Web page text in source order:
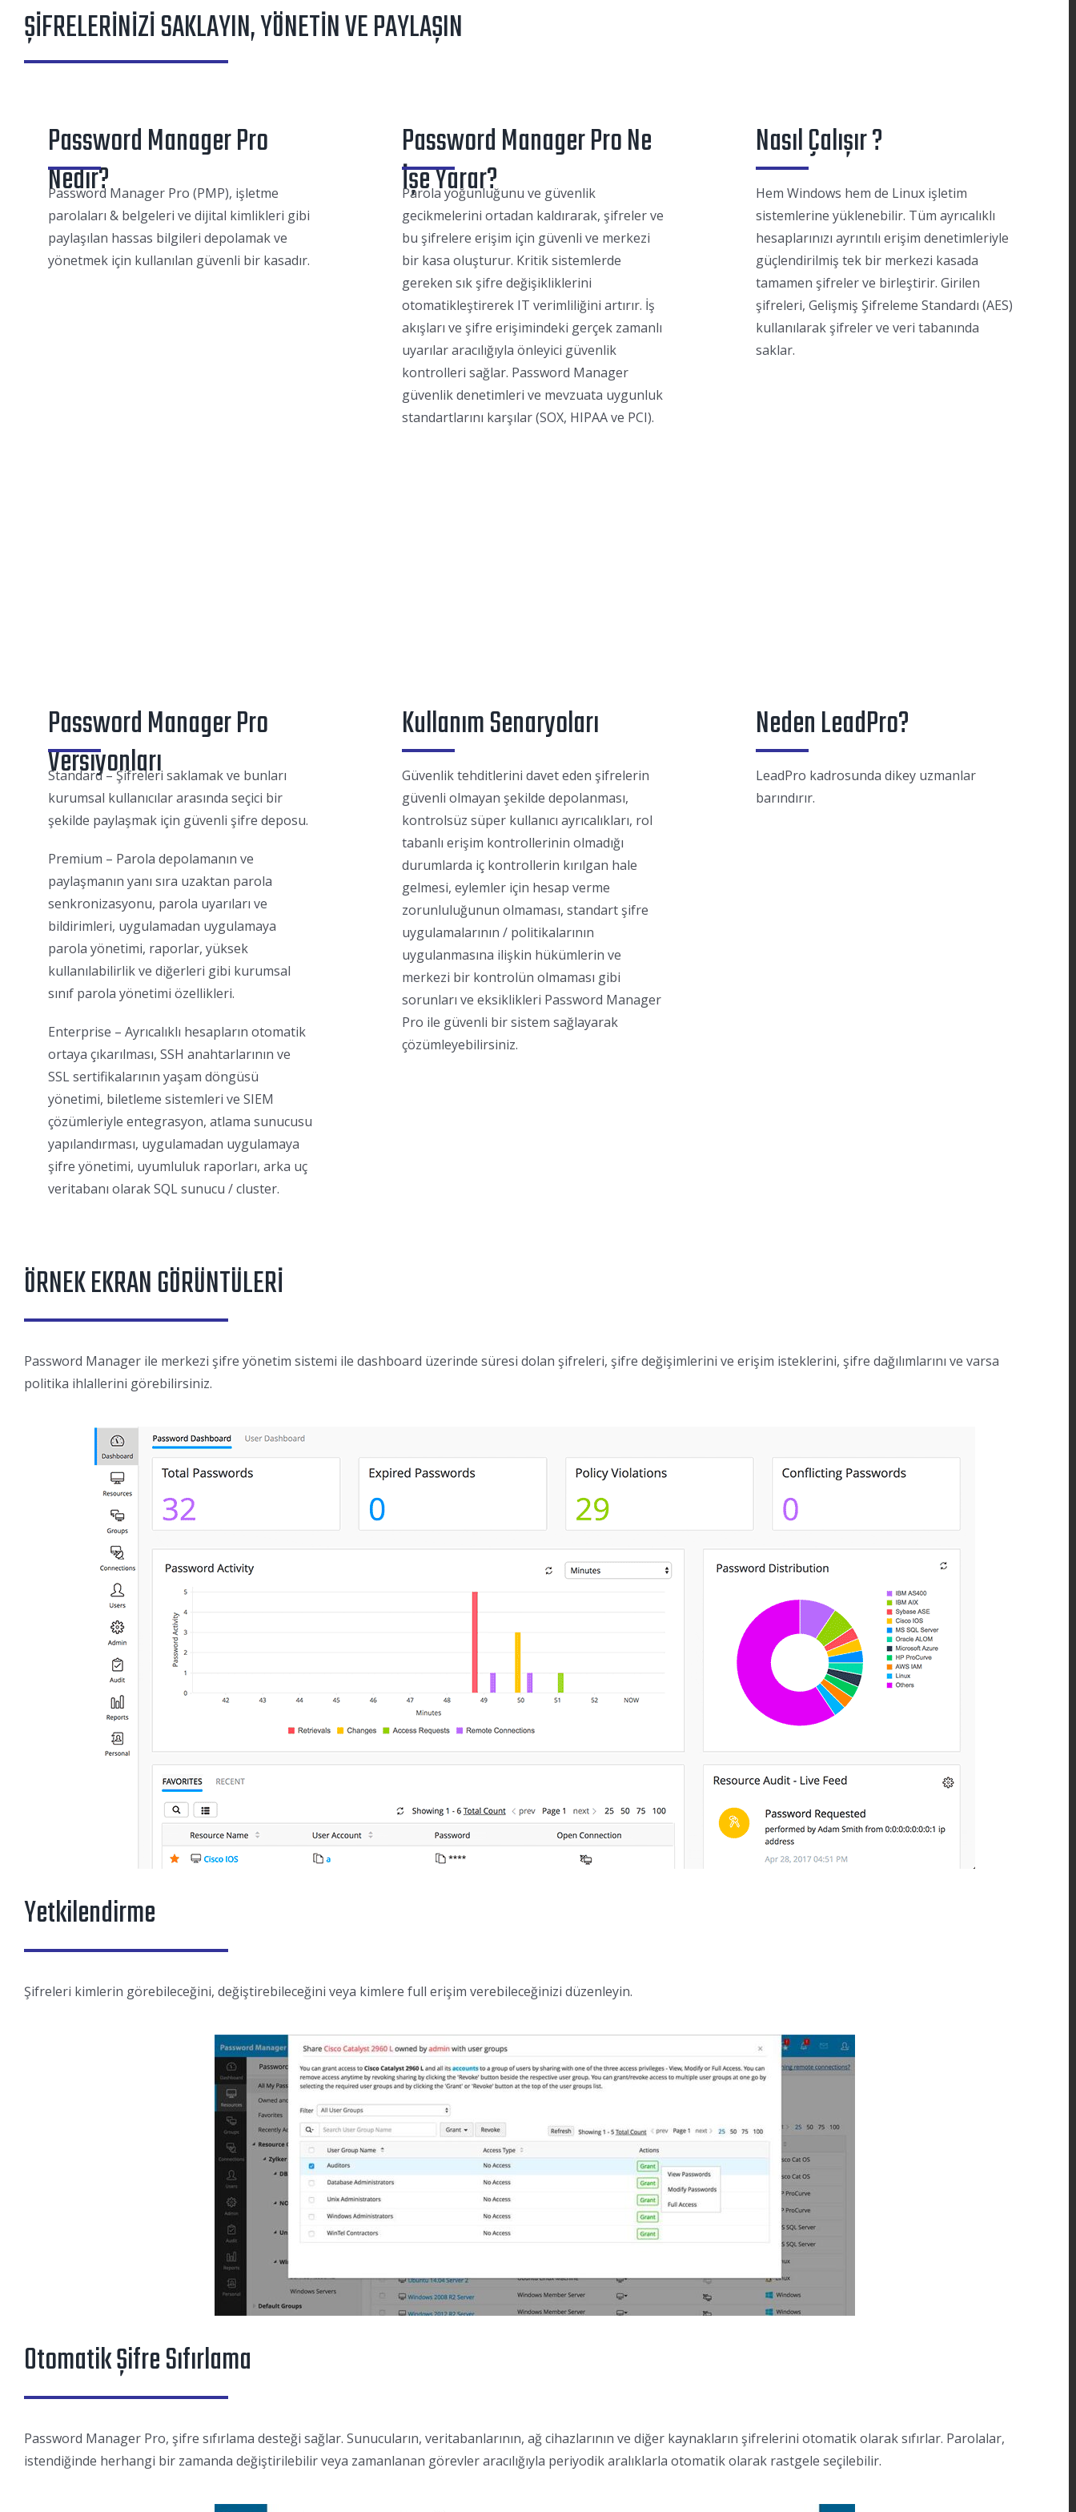
ŞİFRELERİNİZİ SAKLAYIN, YÖNETİN VE PAYLAŞIN
Password Manager Pro
Nedir?
Password Manager Pro (PMP), işletme
parolaları & belgeleri ve dijital kimlikleri gibi
paylaşılan hassas bilgileri depolamak ve
yönetmek için kullanılan güvenli bir kasadır.
Password Manager Pro Ne
İşe Yarar?
Parola yoğunluğunu ve güvenlik
gecikmelerini ortadan kaldırarak, şifreler ve
bu şifrelere erişim için güvenli ve merkezi
bir kasa oluşturur. Kritik sistemlerde
gereken sık şifre değişikliklerini
otomatikleştirerek IT verimliliğini artırır. İş
akışları ve şifre erişimindeki gerçek zamanlı
uyarılar aracılığıyla önleyici güvenlik
kontrolleri sağlar. Password Manager
güvenlik denetimleri ve mevzuata uygunluk
standartlarını karşılar (SOX, HIPAA ve PCI).
Nasıl Çalışır ?
Hem Windows hem de Linux işletim
sistemlerine yüklenebilir. Tüm ayrıcalıklı
hesaplarınızı ayrıntılı erişim denetimleriyle
güçlendirilmiş tek bir merkezi kasada
tamamen şifreler ve birleştirir. Girilen
şifreleri, Gelişmiş Şifreleme Standardı (AES)
kullanılarak şifreler ve veri tabanında
saklar.
Password Manager Pro
Versiyonları
Standard – Şifreleri saklamak ve bunları
kurumsal kullanıcılar arasında seçici bir
şekilde paylaşmak için güvenli şifre deposu.
Premium – Parola depolamanın ve
paylaşmanın yanı sıra uzaktan parola
senkronizasyonu, parola uyarıları ve
bildirimleri, uygulamadan uygulamaya
parola yönetimi, raporlar, yüksek
kullanılabilirlik ve diğerleri gibi kurumsal
sınıf parola yönetimi özellikleri.
Enterprise – Ayrıcalıklı hesapların otomatik
ortaya çıkarılması, SSH anahtarlarının ve
SSL sertifikalarının yaşam döngüsü
yönetimi, biletleme sistemleri ve SIEM
çözümleriyle entegrasyon, atlama sunucusu
yapılandırması, uygulamadan uygulamaya
şifre yönetimi, uyumluluk raporları, arka uç
veritabanı olarak SQL sunucu / cluster.
Kullanım Senaryoları
Güvenlik tehditlerini davet eden şifrelerin
güvenli olmayan şekilde depolanması,
kontrolsüz süper kullanıcı ayrıcalıkları, rol
tabanlı erişim kontrollerinin olmadığı
durumlarda iç kontrollerin kırılgan hale
gelmesi, eylemler için hesap verme
zorunluluğunun olmaması, standart şifre
uygulamalarının / politikalarının
uygulanmasına ilişkin hükümlerin ve
merkezi bir kontrolün olmaması gibi
sorunları ve eksiklikleri Password Manager
Pro ile güvenli bir sistem sağlayarak
çözümleyebilirsiniz.
Neden LeadPro?
LeadPro kadrosunda dikey uzmanlar
barındırır.
ÖRNEK EKRAN GÖRÜNTÜLERİ
Password Manager ile merkezi şifre yönetim sistemi ile dashboard üzerinde süresi dolan şifreleri, şifre değişimlerini ve erişim isteklerini, şifre dağılımlarını ve varsa
politika ihlallerini görebilirsiniz.
Yetkilendirme
Şifreleri kimlerin görebileceğini, değiştirebileceğini veya kimlere full erişim verebileceğinizi düzenleyin.
Otomatik Şifre Sıfırlama
Password Manager Pro, şifre sıfırlama desteği sağlar. Sunucuların, veritabanlarının, ağ cihazlarının ve diğer kaynakların şifrelerini otomatik olarak sıfırlar. Parolalar,
istendiğinde herhangi bir zamanda değiştirilebilir veya zamanlanan görevler aracılığıyla periyodik aralıklarla otomatik olarak rastgele seçilebilir.